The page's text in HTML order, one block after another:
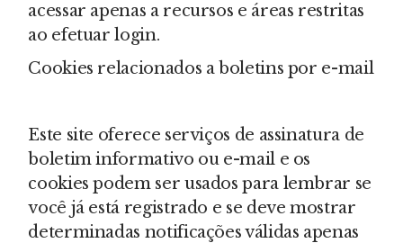
acessar apenas a recursos e áreas restritas
ao efetuar login.
Cookies relacionados a boletins por e-mail
Este site oferece serviços de assinatura de
boletim informativo ou e-mail e os
cookies podem ser usados para lembrar se
você já está registrado e se deve mostrar
determinadas notificações válidas apenas